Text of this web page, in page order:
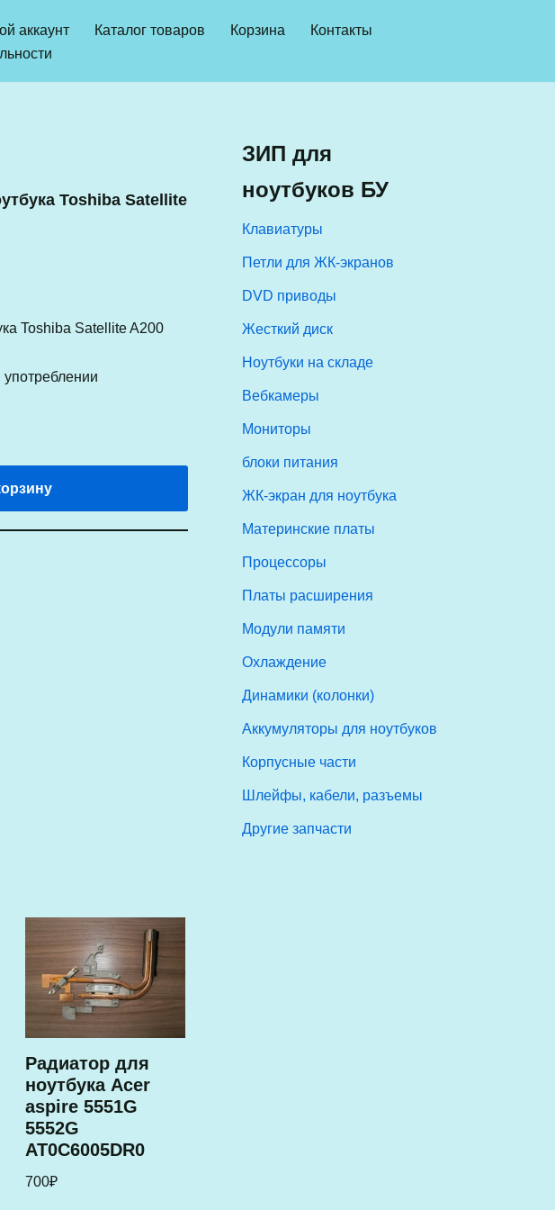
аккаунт Каталог товаров Корзина
Контакты
Toshiba Satellite
Toshiba Satellite A200
Радиатор для
ноутбука Acer
aspire 5551G
5552G
AT0C6005DR0
700₽
ЗИП для
ноутбуков БУ
Клавиатуры
Петли для ЖК-экранов
DVD приводы
Жесткий диск
Ноутбуки на складе
Вебкамеры
Мониторы
блоки питания
ЖК-экран для ноутбука
Материнские платы
Процессоры
Платы расширения
Модули памяти
Охлаждение
Динамики (колонки)
Аккумуляторы для ноутбуков
Корпусные части
Шлейфы, кабели, разъемы
Другие запчасти